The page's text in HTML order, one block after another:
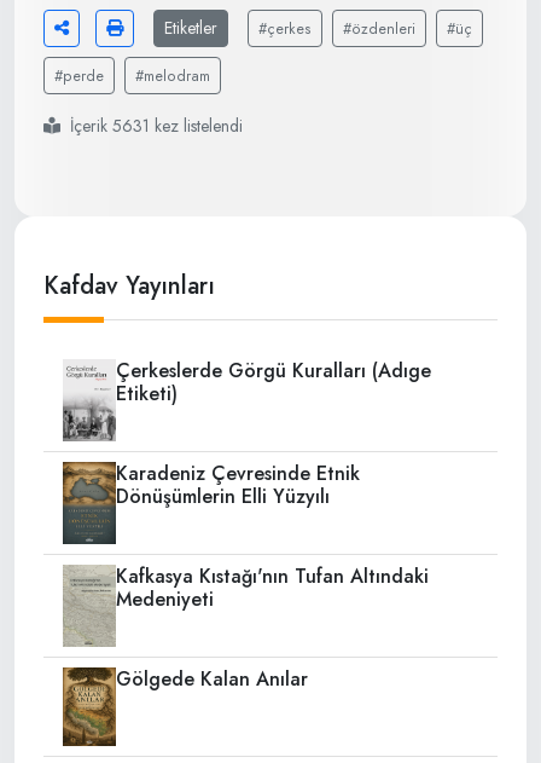
Etiketler #çerkes #özdenleri #üç
#perde #melodram
İçerik 5631 kez listelendi
Kafdav Yayınları
Çerkeslerde Görgü Kuralları (Adıge
Etiketi)
Karadeniz Çevresinde Etnik
Dönüşümlerin Elli Yüzyılı
Kafkasya Kıstağı'nın Tufan Altındaki
Medeniyeti
Gölgede Kalan Anılar